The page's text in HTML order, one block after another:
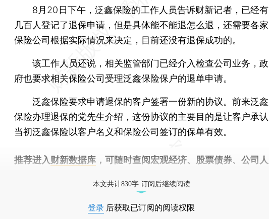
8月20日下午，泛鑫保险的工作人员告诉财新记者，已经有
几百人登记了退保申请，但是具体能不能退怎么退，还需要各家
保险公司根据实际情况来决定，目前还没有退保成功的。
该工作人员还说，相关监管部门已经介入检查公司业务，政
府也要求相关保险公司受理泛鑫保险保户的退单申请。
泛鑫保险要求申请退保的客户签署一份新的协议。前来泛鑫
保险办理退保的党先生介绍，这份协议的主要目的是让客户承认
当初泛鑫保险以客户名义和保险公司签订的保单有效。
推荐进入财新数据库 ，可随时查阅宏观经济、股票债券、公司人
本文共计830字 订阅后继续阅读
登录 后获取已订阅的阅读权限